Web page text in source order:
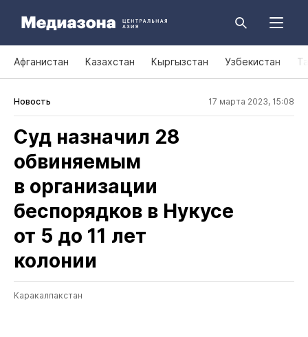
Афганистан Казахстан Кыргызстан Узбекистан
Новость 17 марта 2023, 15:08
Суд назначил 28
обвиняемым
в организации
беспорядков в Нукусе
от 5 до 11 лет
колонии
Каракалпакстан